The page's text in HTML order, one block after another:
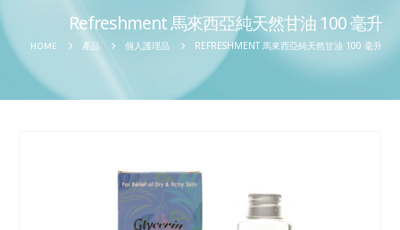
Refreshment 馬來西亞純天然甘油 100 毫升
HOME 產品 個人護理品 REFRESHMENT 馬來西亞純天然甘油 100 毫升